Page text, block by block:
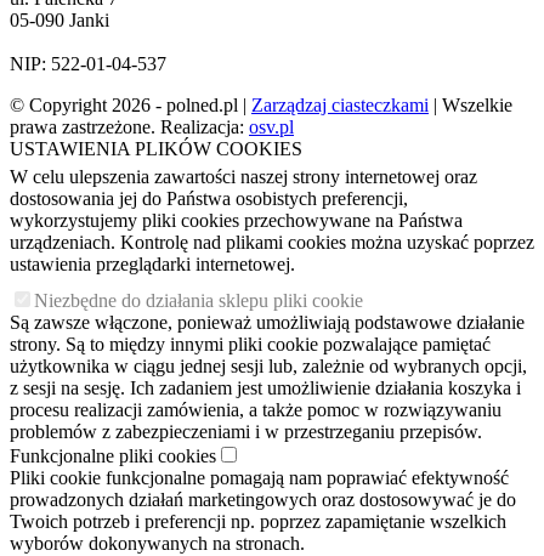
05-090 Janki
NIP: 522-01-04-537
© Copyright 2026 - polned.pl | Zarządzaj ciasteczkami | Wszelkie
prawa zastrzeżone. Realizacja: osv.pl
USTAWIENIA PLIKÓW COOKIES
W celu ulepszenia zawartości naszej strony internetowej oraz
dostosowania jej do Państwa osobistych preferencji,
wykorzystujemy pliki cookies przechowywane na Państwa
urządzeniach. Kontrolę nad plikami cookies można uzyskać poprzez
ustawienia przeglądarki internetowej.
Niezbędne do działania sklepu pliki cookie
Są zawsze włączone, ponieważ umożliwiają podstawowe działanie
strony. Są to między innymi pliki cookie pozwalające pamiętać
użytkownika w ciągu jednej sesji lub, zależnie od wybranych opcji,
z sesji na sesję. Ich zadaniem jest umożliwienie działania koszyka i
procesu realizacji zamówienia, a także pomoc w rozwiązywaniu
problemów z zabezpieczeniami i w przestrzeganiu przepisów.
Funkcjonalne pliki cookies
Pliki cookie funkcjonalne pomagają nam poprawiać efektywność
prowadzonych działań marketingowych oraz dostosowywać je do
Twoich potrzeb i preferencji np. poprzez zapamiętanie wszelkich
wyborów dokonywanych na stronach.